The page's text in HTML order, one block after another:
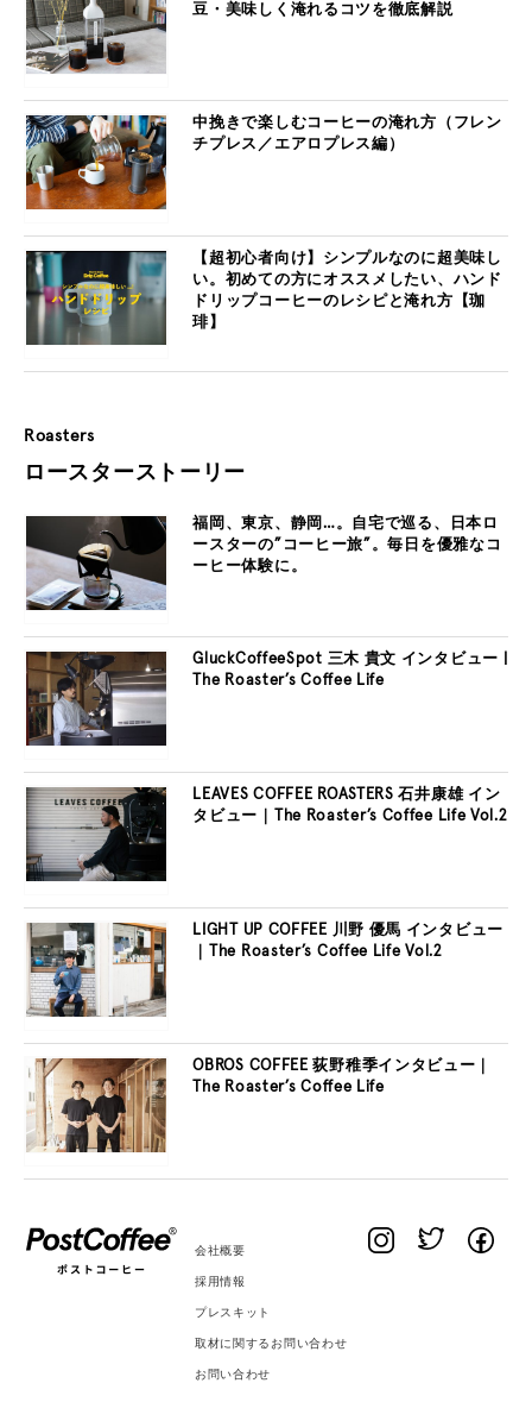
豆・美味しく淹れるコツを徹底解説
中挽きで楽しむコーヒーの淹れ方（フレン
チプレス／エアロプレス編）
【超初心者向け】シンプルなのに超美味し
い。初めての方にオススメしたい、ハンド
ドリップコーヒーのレシピと淹れ方【珈
琲】
Roasters
ロースターストーリー
福岡、東京、静岡…。自宅で巡る、日本ロ
ースターの”コーヒー旅”。毎日を優雅なコ
ーヒー体験に。
GluckCoffeeSpot 三木 貴文 インタビュー |
The Roaster’s Coffee Life
LEAVES COFFEE ROASTERS 石井康雄 イン
タビュー｜The Roaster’s Coffee Life Vol.2
LIGHT UP COFFEE 川野 優馬 インタビュー
｜The Roaster’s Coffee Life Vol.2
OBROS COFFEE 荻野稚季インタビュー｜
The Roaster’s Coffee Life
会社概要
採用情報
プレスキット
取材に関するお問い合わせ
お問い合わせ